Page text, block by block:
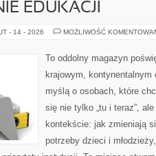
EDUKACJI
- 14 - 2026 MOŻLIWOŚĆ
To oddolny magazyn
krajowym, kontynentalnym
myślą o osobach, które
się nie tylko „tu i teraz”,
kontekście: jak zmieniają
potrzeby dzieci i